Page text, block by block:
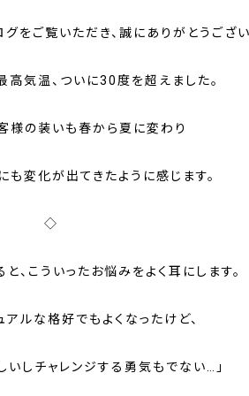
をご覧いただき、誠にありがとうござい
気温、ついに30度を超えました。
様の装いも春から夏に変わり
も変化が出てきたように感じます。
◇
、こういったお悩みをよく耳にします。
アルな格好でもよくなったけど、
いしチャレンジする勇気もでない…」